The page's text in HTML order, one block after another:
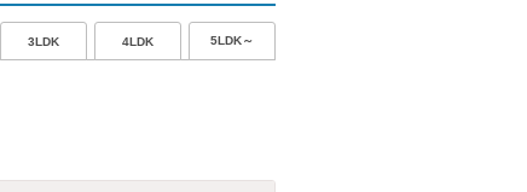
3LDK 4LDK 5LDK～